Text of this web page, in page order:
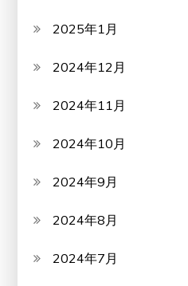
2025年1月
2024年12月
2024年11月
2024年10月
2024年9月
2024年8月
2024年7月